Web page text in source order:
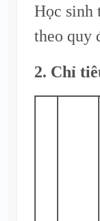
Học sinh
theo quy
2. Chỉ